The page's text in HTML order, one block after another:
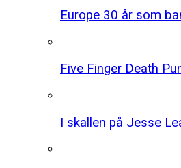
Europe 30 år som
Five Finger Death
I skallen på Jesse